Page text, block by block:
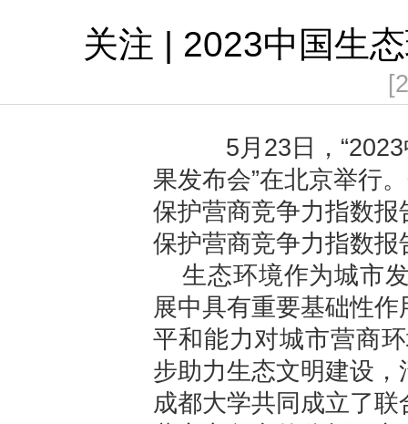
关注 | 2023中国生
5月23日，“2023
果发布会”在北京举行
保护营商竞争力指数报
保护营商竞争力指数报
生态环境作为城市
展中具有重要基础性
平和能力对城市营商
步助力生态文明建设
成都大学共同成立了